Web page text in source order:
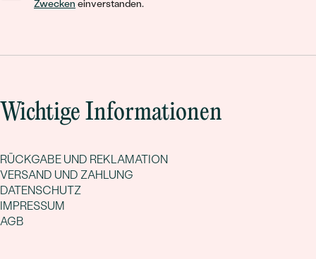
Zwecken einverstanden.
Wichtige Informationen
RÜCKGABE UND REKLAMATION
VERSAND UND ZAHLUNG
DATENSCHUTZ
IMPRESSUM
AGB